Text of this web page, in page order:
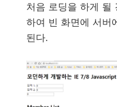
처음 로딩을 하게
하여 빈 화면에 서버
된다.